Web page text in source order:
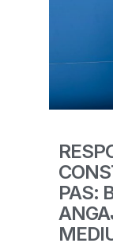
PAS: